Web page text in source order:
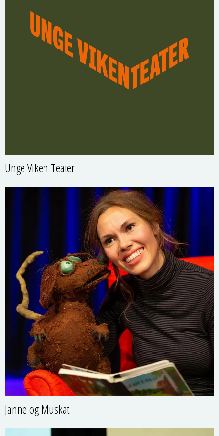
Unge Viken Teater
Janne og Muskat